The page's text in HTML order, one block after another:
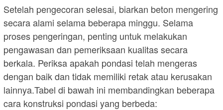
Setelah pengecoran selesai, biarkan beton mengering
secara alami selama beberapa minggu. Selama
proses pengeringan, penting untuk melakukan
pengawasan dan pemeriksaan kualitas secara
berkala. Periksa apakah pondasi telah mengeras
dengan baik dan tidak memiliki retak atau kerusakan
lainnya.Tabel di bawah ini membandingkan beberapa
cara konstruksi pondasi yang berbeda: